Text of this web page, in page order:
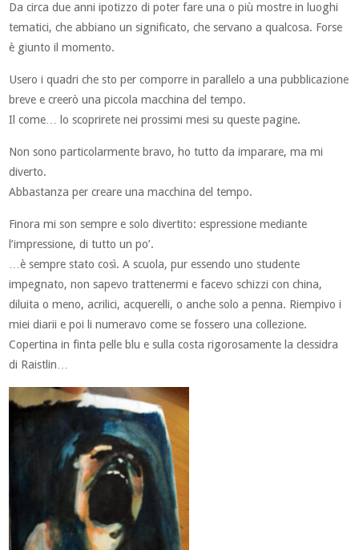
Da circa due anni ipotizzo di poter fare una o più mostre in luoghi
tematici, che abbiano un significato, che servano a qualcosa. Forse
è giunto il momento.
Usero i quadri che sto per comporre in parallelo a una pubblicazione
breve e creerò una piccola macchina del tempo.
Il come… lo scoprirete nei prossimi mesi su queste pagine.
Non sono particolarmente bravo, ho tutto da imparare, ma mi
diverto.
Abbastanza per creare una macchina del tempo.
Finora mi son sempre e solo divertito: espressione mediante
l’impressione, di tutto un po’.
…è sempre stato così. A scuola, pur essendo uno studente
impegnato, non sapevo trattenermi e facevo schizzi con china,
diluita o meno, acrilici, acquerelli, o anche solo a penna. Riempivo i
miei diarii e poi li numeravo come se fossero una collezione.
Copertina in finta pelle blu e sulla costa rigorosamente la clessidra
di Raistlin…